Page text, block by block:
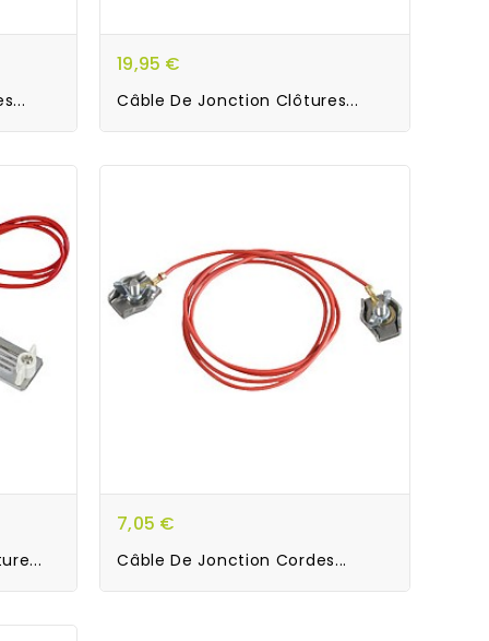
19,95 €
Câble De Jonction Clôtures...
7,05 €
Câble De Jonction Cordes...